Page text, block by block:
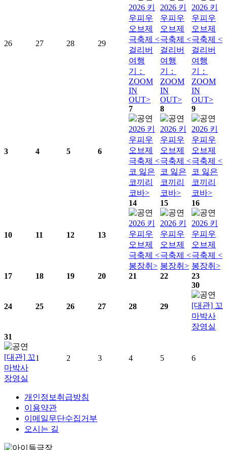
26 27 28 29
2026 키
우피우
오브제
극축제 <
걸리버
여행
기：
ZOOM
IN
OUT>
2026 키
우피우
오브제
극축제 <
걸리버
여행
기：
ZOOM
IN
OUT>
2026 키
우피우
오브제
극축제 <
걸리버
여행
기：
ZOOM
IN
OUT>
3 4 5 6
7
2026 키
우피우
오브제
극축제 <
코 잃은
코끼리
코바>
8
2026 키
우피우
오브제
극축제 <
코 잃은
코끼리
코바>
9
2026 키
우피우
오브제
극축제 <
코 잃은
코끼리
코바>
10 11 12 13
14
2026 키
우피우
오브제
극축제 <
봉장취>
15
2026 키
우피우
오브제
극축제 <
봉장취>
16
2026 키
우피우
오브제
극축제 <
봉장취>
17
18 19 20 21 22 23
24 25 26 27 28 29
30
[대관] 꼬
마박사
장영실
31
[대관] 꼬
마박사
장영실
1 2 3 4 5 6
개인정보취급방침
이용약관
이메일무단수집거부
오시는 길